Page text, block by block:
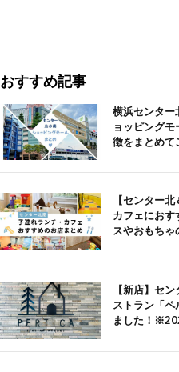
おすすめ記事
横浜センター
ョッピング
徴をまとめて
【センター
カフェにおす
スやおもちゃ
【新店】セ
ストラン「ペ
ました！